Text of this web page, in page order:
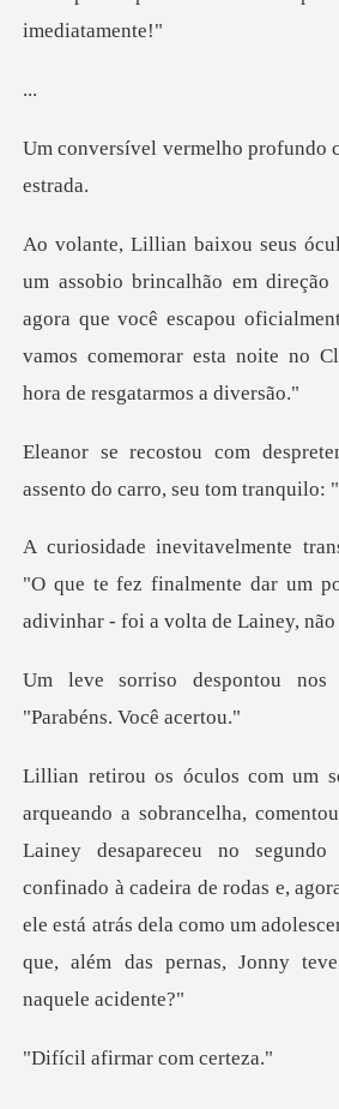
.
ho profundo
ireção
agora que você escapou
assento do carro, se
"O que te fez finalmente dar um
u nos
ey desapareceu no
confinado à cadeira de rodas e,
ele está atr
firmar com